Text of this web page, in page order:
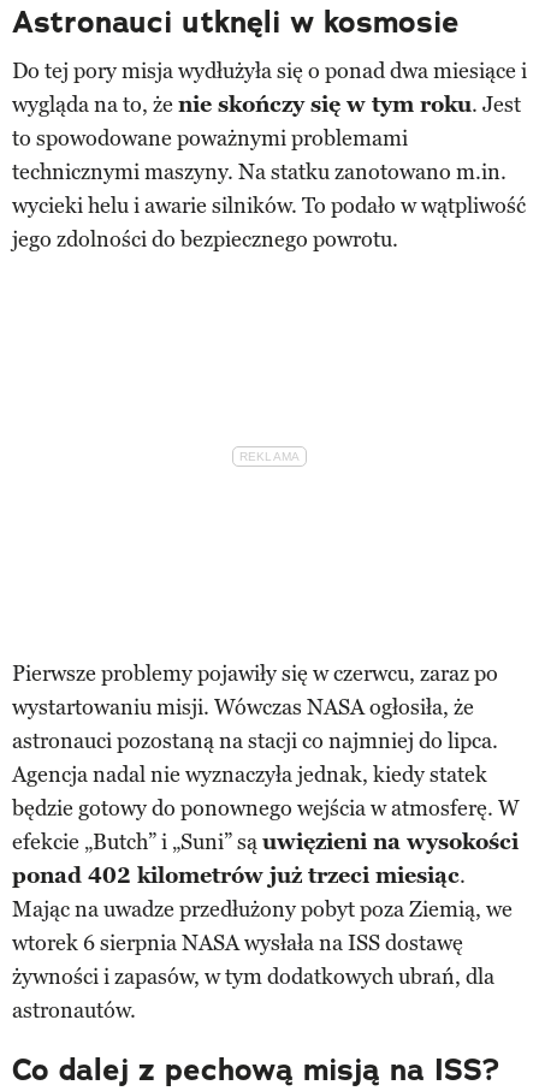
Astronauci utknęli w kosmosie
Do tej pory misja wydłużyła się o ponad dwa miesiące i
wygląda na to, że nie skończy się w tym roku. Jest
to spowodowane poważnymi problemami
technicznymi maszyny. Na statku zanotowano m.in.
wycieki helu i awarie silników. To podało w wątpliwość
jego zdolności do bezpiecznego powrotu.
Pierwsze problemy pojawiły się w czerwcu, zaraz po
wystartowaniu misji. Wówczas NASA ogłosiła, że
astronauci pozostaną na stacji co najmniej do lipca.
Agencja nadal nie wyznaczyła jednak, kiedy statek
będzie gotowy do ponownego wejścia w atmosferę. W
efekcie „Butch” i „Suni” sąuwięzieni na wysokości
ponad 402 kilometrów już trzeci miesiąc.
Mając na uwadze przedłużony pobyt poza Ziemią, we
wtorek 6 sierpnia NASA wysłała na ISS dostawę
żywności i zapasów, w tym dodatkowych ubrań, dla
astronautów.
Co dalej z pechową misją na ISS?